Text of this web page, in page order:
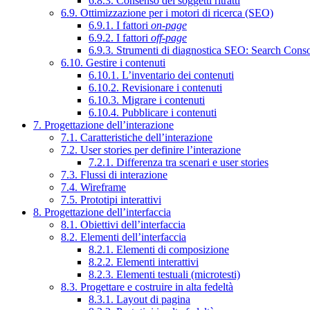
6.9. Ottimizzazione per i motori di ricerca (SEO)
6.9.1. I fattori on-page
6.9.2. I fattori off-page
6.9.3. Strumenti di diagnostica SEO: Search
6.10. Gestire i contenuti
6.10.1. L’inventario dei contenuti
6.10.2. Revisionare i contenuti
6.10.3. Migrare i contenuti
6.10.4. Pubblicare i contenuti
7. Progettazione dell’interazione
7.1. Caratteristiche dell’interazione
7.2. User stories per definire l’interazione
7.2.1. Differenza tra scenari e user stories
7.3. Flussi di interazione
7.4. Wireframe
7.5. Prototipi interattivi
8. Progettazione dell’interfaccia
8.1. Obiettivi dell’interfaccia
8.2. Elementi dell’interfaccia
8.2.1. Elementi di composizione
8.2.2. Elementi interattivi
8.2.3. Elementi testuali (microtesti)
8.3. Progettare e costruire in alta fedeltà
8.3.1. Layout di pagina